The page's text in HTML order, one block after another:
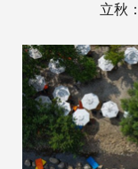
立秋